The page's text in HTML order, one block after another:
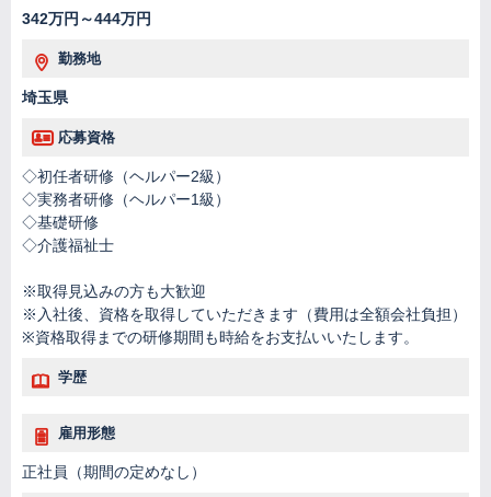
342万円～444万円
勤務地
埼玉県
応募資格
◇初任者研修（ヘルパー2級）
◇実務者研修（ヘルパー1級）
◇基礎研修
◇介護福祉士
※取得見込みの方も大歓迎
※入社後、資格を取得していただきます（費用は全額会社負担）
※資格取得までの研修期間も時給をお支払いいたします。
学歴
雇用形態
正社員（期間の定めなし）